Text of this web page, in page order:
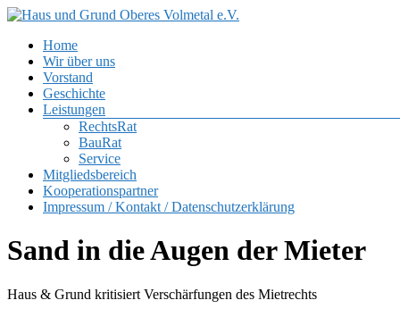
Zum
springen
Haus
und
Grund
Oberes
Volmetal
Menü
Home
Wir über uns
Vorstand
Geschichte
Leistungen
RechtsRat
BauRat
Service
Mitgliedsbereich
Kooperationspartner
Impressum / Kontakt / Datenschutzerklärung
Sand in die Augen der Mieter
Haus & Grund kritisiert Verschärfungen des Mietrechts